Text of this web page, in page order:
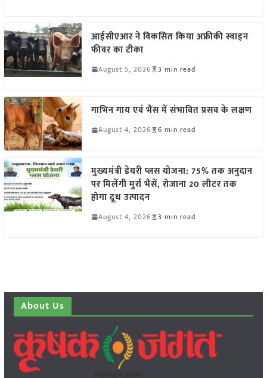
आईसीएआर ने विकसित किया अफ्रीकी स्वाइन
फीवर का टीका
August 5, 2026 3 min read
गाभिन गाय एवं भैंस में संभावित प्रसव के लक्षण
August 4, 2026 6 min read
मुख्यमंत्री डेयरी प्लस योजना: 75% तक अनुदान
पर मिलेंगी मुर्रा भैंसें, रोजाना 20 लीटर तक
होगा दूध उत्पादन
August 4, 2026 3 min read
About Us